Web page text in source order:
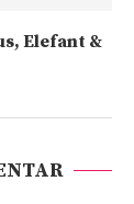
Elefant &